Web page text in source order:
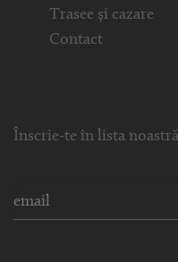
Trasee și cazare
Contact
Înscrie-te în lista